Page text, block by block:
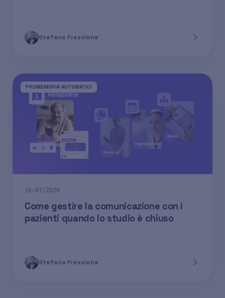
Stefano Fresolone
PROMEMORIA AUTOMATICI
16/07/2026
Come gestire la comunicazione con i
pazienti quando lo studio è chiuso
Stefano Fresolone